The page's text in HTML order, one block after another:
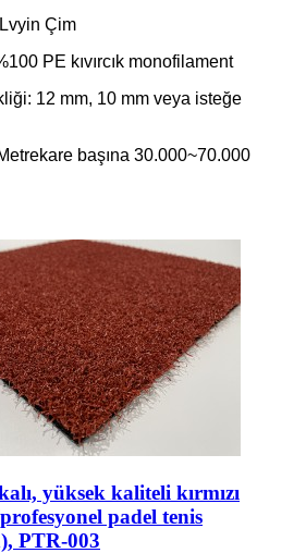
Çim
PE kıvırcık monofilament
12 mm, 10 mm veya isteğe
başına 30.000~70.000
yüksek kaliteli kırmızı
padel tenis
PTR-003